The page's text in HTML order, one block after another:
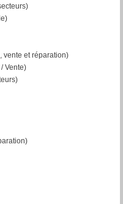
vente et réparation)
Vente)